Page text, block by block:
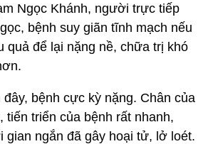
Ngọc Khánh, người trực tiếp
bệnh suy giãn tĩnh mạch nếu
quả để lại nặng nề, chữa trị khó
đây, bệnh cực kỳ nặng. Chân của
tiến triển của bệnh rất nhanh,
gian ngắn đã gây hoại tử, lở loét.